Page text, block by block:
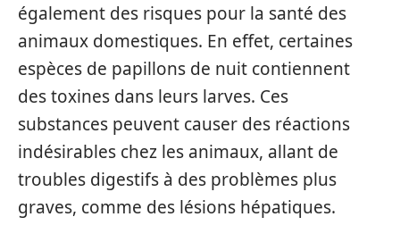
également des risques pour la santé des
animaux domestiques. En effet, certaines
espèces de papillons de nuit contiennent
des toxines dans leurs larves. Ces
substances peuvent causer des réactions
indésirables chez les animaux, allant de
troubles digestifs à des problèmes plus
graves, comme des lésions hépatiques.